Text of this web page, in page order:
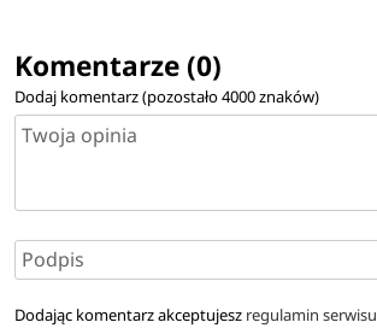
Komentarze (0)
Dodaj komentarz (pozostało4000znaków)
Dodając komentarz akceptujesz regulamin serwisu